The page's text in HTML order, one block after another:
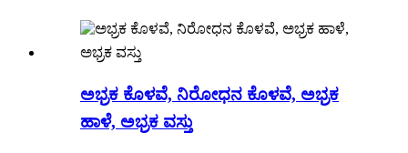
ಅಭ್ರಕ ಕೊಳವೆ, ನಿರೋಧನ ಕೊಳವೆ, ಅಭ್ರಕ
ಹಾಳೆ, ಅಭ್ರಕ ವಸ್ತು